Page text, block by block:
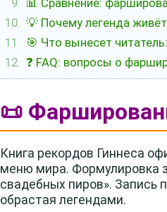
📊 Сравнение:
💡 Почему легенда
🎯 Что вынесет
❓ FAQ: вопросы о
📜
Книга рекордов Гиннеса
меню мира. Формулировка
свадебных пиров». Запись
обрастая легендами.